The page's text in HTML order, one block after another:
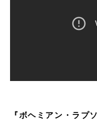
『ボヘミアン・ラプ